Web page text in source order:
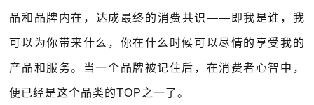
品和品牌内在，达成最终的消费共识——即我是谁，我
可以为你带来什么，你在什么时候可以尽情的享受我的
产品和服务。当一个品牌被记住后，在消费者心智中，
便已经是这个品类的TOP之一了。